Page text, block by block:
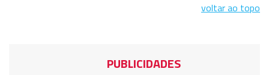
voltar ao topo
PUBLICIDADES